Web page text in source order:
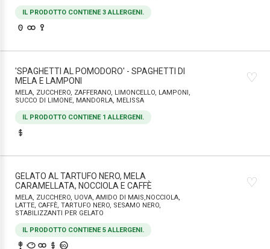
IL PRODOTTO CONTIENE 3 ALLERGENI.
'SPAGHETTI AL POMODORO' - SPAGHETTI DI
MELA E LAMPONI
MELA, ZUCCHERO, ZAFFERANO, LIMONCELLO, LAMPONI,
SUCCO DI LIMONE, MANDORLA, MELISSA
IL PRODOTTO CONTIENE 1 ALLERGENI.
♡
GELATO AL TARTUFO NERO, MELA
CARAMELLATA, NOCCIOLA E CAFFÈ
MELA, ZUCCHERO, UOVA, AMIDO DI MAIS,NOCCIOLA,
LATTE, CAFFÈ, TARTUFO NERO, SESAMO NERO,
STABILIZZANTI PER GELATO
IL PRODOTTO CONTIENE 5 ALLERGENI.
SO₂
♡